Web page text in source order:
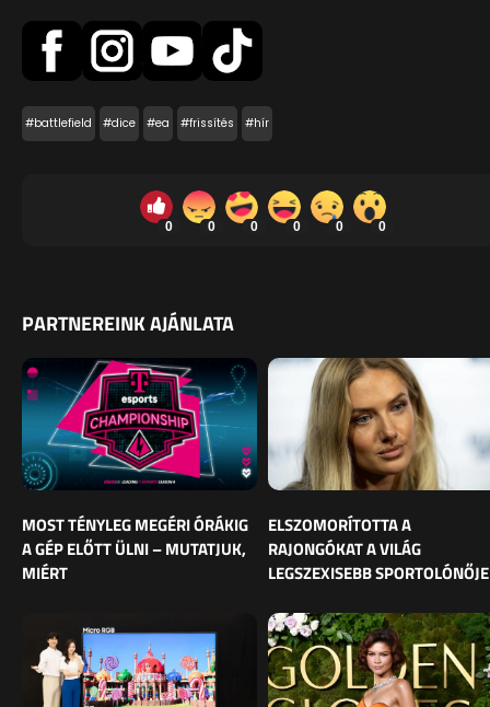
#battlefield #dice #ea #frissítés #hír
0 0 0 0 0 0
PARTNEREINK AJÁNLATA
MOST TÉNYLEG MEGÉRI ÓRÁKIG
A GÉP ELŐTT ÜLNI – MUTATJUK,
MIÉRT
ELSZOMORÍTOTTA A
RAJONGÓKAT A VILÁG
LEGSZEXISEBB SPORTOLÓNŐJE